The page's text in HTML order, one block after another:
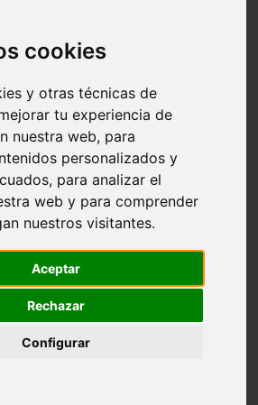
cookies
y otras técnicas de
tu experiencia de
nuestra web, para
personalizados y
para analizar el
web y para comprender
nuestros visitantes.
Aceptar
Rechazar
Configurar
de-mar
del-vallès
pi
i-la-geltrú
de-sa-talaia